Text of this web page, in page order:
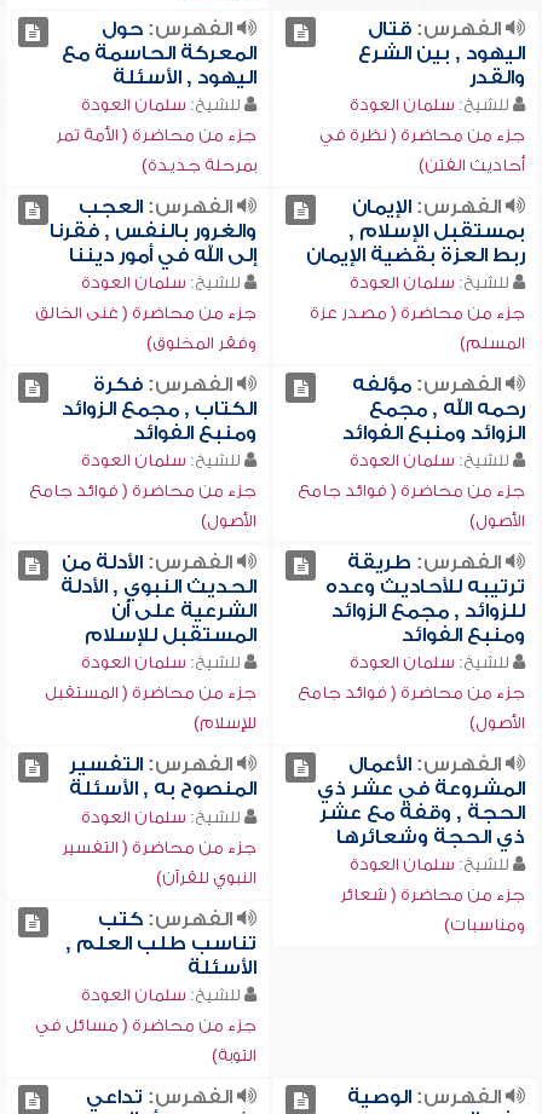
الفهرس:قتال
اليهود , بين الشرع
والقدر
للشيخ: سلمان العودة
جزء من محاضرة ( نظرة في
أحاديث الفتن)
الفهرس:حول
المعركة الحاسمة مع
اليهود , الأسئلة
للشيخ: سلمان العودة
جزء من محاضرة ( الأمة تمر
بمرحلة جديدة)
الفهرس:الإيمان
بمستقبل الإسلام ,
ربط العزة بقضية الإيمان
للشيخ: سلمان العودة
جزء من محاضرة ( مصدر عزة
المسلم)
الفهرس:العجب
والغرور بالنفس , فقرنا
إلى الله في أمور ديننا
للشيخ: سلمان العودة
جزء من محاضرة ( غنى الخالق
وفقر المخلوق)
الفهرس:مؤلفه
رحمه الله , مجمع
الزوائد ومنبع الفوائد
للشيخ: سلمان العودة
جزء من محاضرة ( فوائد جامع
الأصول)
الفهرس:فكرة
الكتاب , مجمع الزوائد
ومنبع الفوائد
للشيخ: سلمان العودة
جزء من محاضرة ( فوائد جامع
الأصول)
الفهرس: طريقة
ترتيبه للأحاديث وعده
للزوائد , مجمع الزوائد
ومنبع الفوائد
للشيخ: سلمان العودة
جزء من محاضرة ( فوائد جامع
الأصول)
الفهرس:الأدلة من
الحديث النبوي , الأدلة
الشرعية على أن
المستقبل للإسلام
للشيخ: سلمان العودة
جزء من محاضرة ( المستقبل
للإسلام)
الفهرس:الأعمال
المشروعة في عشر ذي
الحجة , وقفة مع عشر
ذي الحجة وشعائرها
للشيخ: سلمان العودة
جزء من محاضرة ( شعائر
ومناسبات)
الفهرس:التفسير
المنصوح به , الأسئلة
للشيخ: سلمان العودة
جزء من محاضرة ( التفسير
النبوي للقرآن)
الفهرس:كتب
تناسب طلب العلم ,
الأسئلة
للشيخ: سلمان العودة
جزء من محاضرة ( مسائل في
التوبة)
الفهرس:الوصية
الفهرس: تداعي